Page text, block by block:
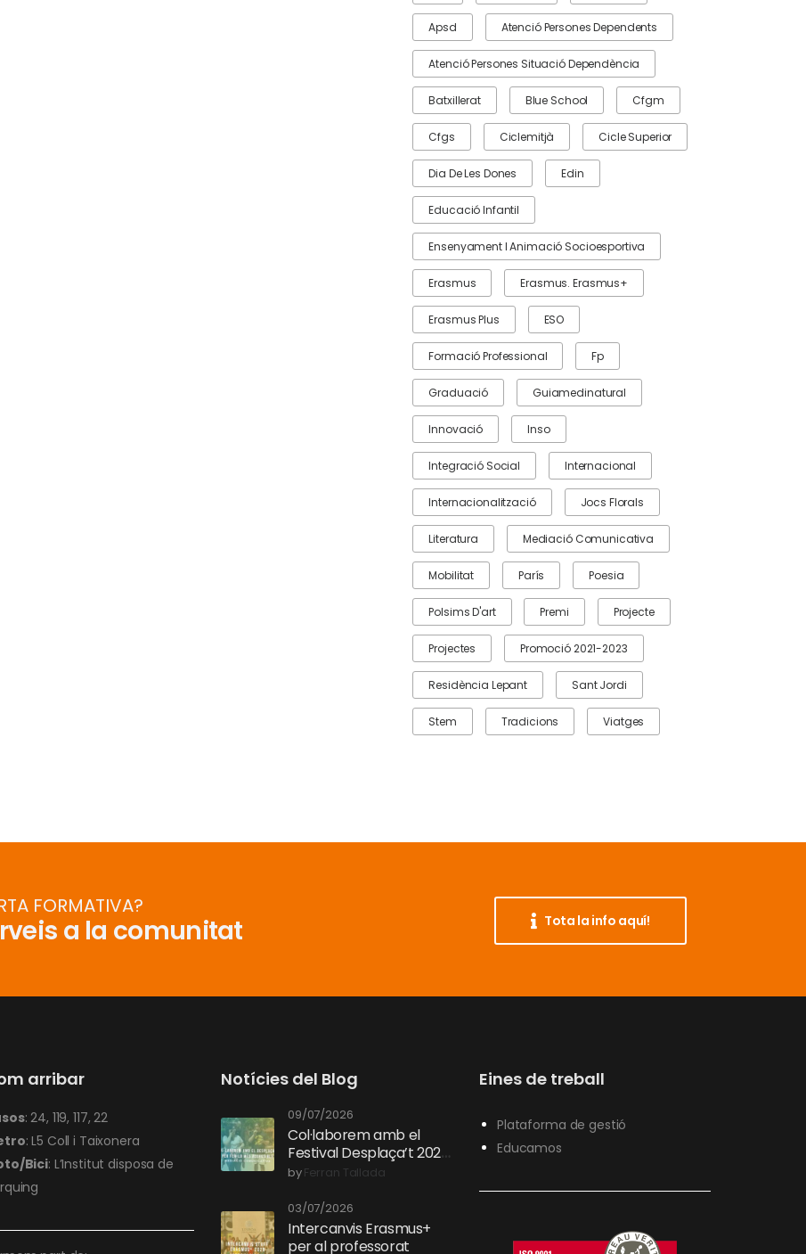
Apsd Atenció Persones Dependents
Atenció Persones Situació Dependència
Batxillerat Blue School Cfgm
Cfgs Ciclemitjà Cicle Superior
Dia De Les Dones Edin
Educació Infantil
Ensenyament I Animació Socioesportiva
Erasmus Erasmus. Erasmus+
Erasmus Plus ESO
Formació Professional Fp
Graduació Guiamedinatural
Innovació Inso
Integració Social Internacional
Internacionalització Jocs Florals
Literatura Mediació Comunicativa
Mobilitat París Poesia
Polsims D'art Premi Projecte
Projectes Promoció 2021-2023
Residència Lepant Sant Jordi
Stem Tradicions Viatges
FORMATIVA?
a la comunitat Tota la info aquí!
arribar
: 24, 119, 117, 22
: L5 Coll i Taixonera
Bici: L’Institut disposa de
Notícies del Blog
09/07/2026
Col·laborem amb el
Festival Desplaça’t 2026
per fer-lo més inclusiu
byFerran Tallada
03/07/2026
Intercanvis Erasmus+
per al professorat
Eines de treball
Plataforma de gestió
Educamos